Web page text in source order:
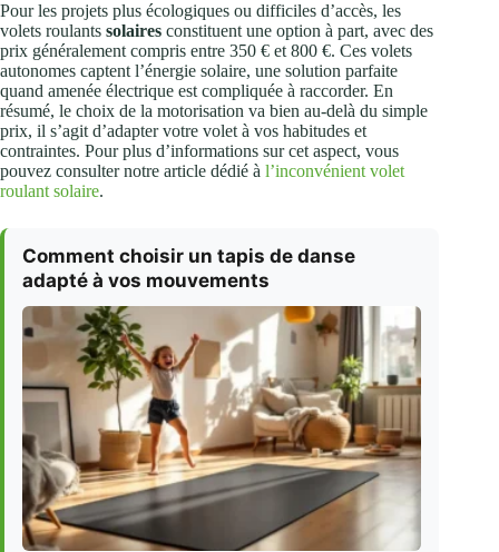
Pour les projets plus écologiques ou difficiles d’accès, les
volets roulants solaires constituent une option à part, avec des
prix généralement compris entre 350 € et 800 €. Ces volets
autonomes captent l’énergie solaire, une solution parfaite
quand amenée électrique est compliquée à raccorder. En
résumé, le choix de la motorisation va bien au-delà du simple
prix, il s’agit d’adapter votre volet à vos habitudes et
contraintes. Pour plus d’informations sur cet aspect, vous
pouvez consulter notre article dédié à l’inconvénient volet
roulant solaire.
Comment choisir un tapis de danse
adapté à vos mouvements